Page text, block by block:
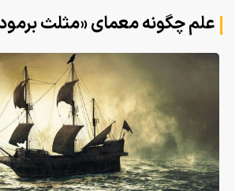
علم چگونه معمای «مثلث